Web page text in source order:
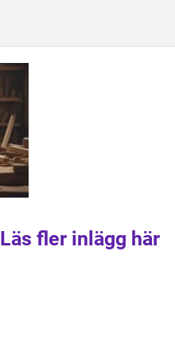
Läs fler inlägg här